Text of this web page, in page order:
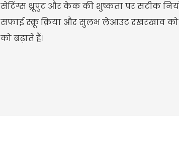
सेटिंग्स थ्रूपुट और केक की शुष्कता पर सटीक
सफाई स्क्रू क्रिया और सुलभ लेआउट रखरखाव
को बढ़ाते हैं।